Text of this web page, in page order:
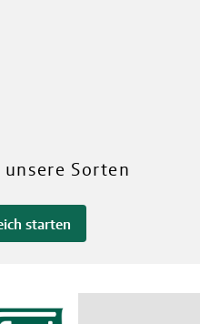
Sorten
starten